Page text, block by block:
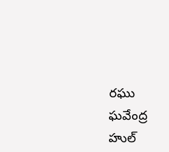
రఘు
రాఘవేంద్ర
రాహుల్